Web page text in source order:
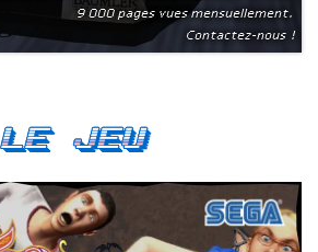
9 000 pages vues mensuellement.
Contactez-nous !
Le Jeu